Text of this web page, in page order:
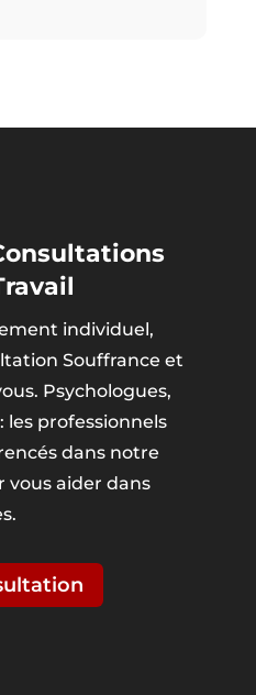
individuel,
Souffrance et
Psychologues,
les professionnels
dans notre
vous aider dans